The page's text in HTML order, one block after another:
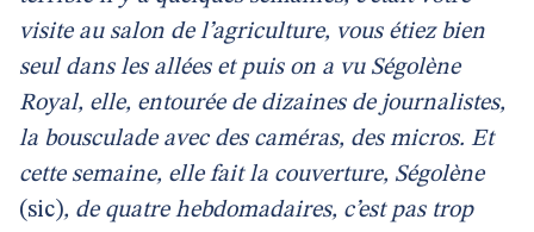
visite au salon de l’agriculture, vous étiez bien
seul dans les allées et puis on a vu Ségolène
Royal, elle, entourée de dizaines de journalistes,
la bousculade avec des caméras, des micros. Et
cette semaine, elle fait la couverture, Ségolène
(sic), de quatre hebdomadaires, c’est pas trop